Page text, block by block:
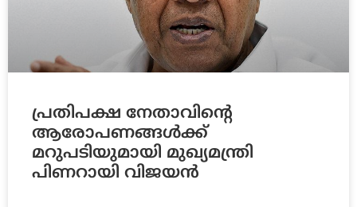
പ്രതിപക്ഷ നേതാവിന്റെ
ആരോപണങ്ങൾക്ക്
മറുപടിയുമായി മുഖ്യമന്ത്രി
പിണറായി വിജയൻ